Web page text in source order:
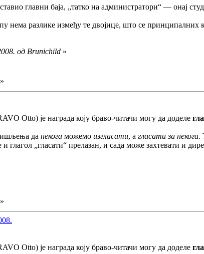
главни баја, „татко на администратори“ — онај
нема разлике између те двојице, што се принципалних
од Brunichild »
Otto) је награда коју браво-читачи могу да доделе
да некога можемо изгласати, а гласати за некога.
и глагол „гласати“ прелазан, и сада може захтевати и
Otto) је награда коју браво-читачи могу да доделе